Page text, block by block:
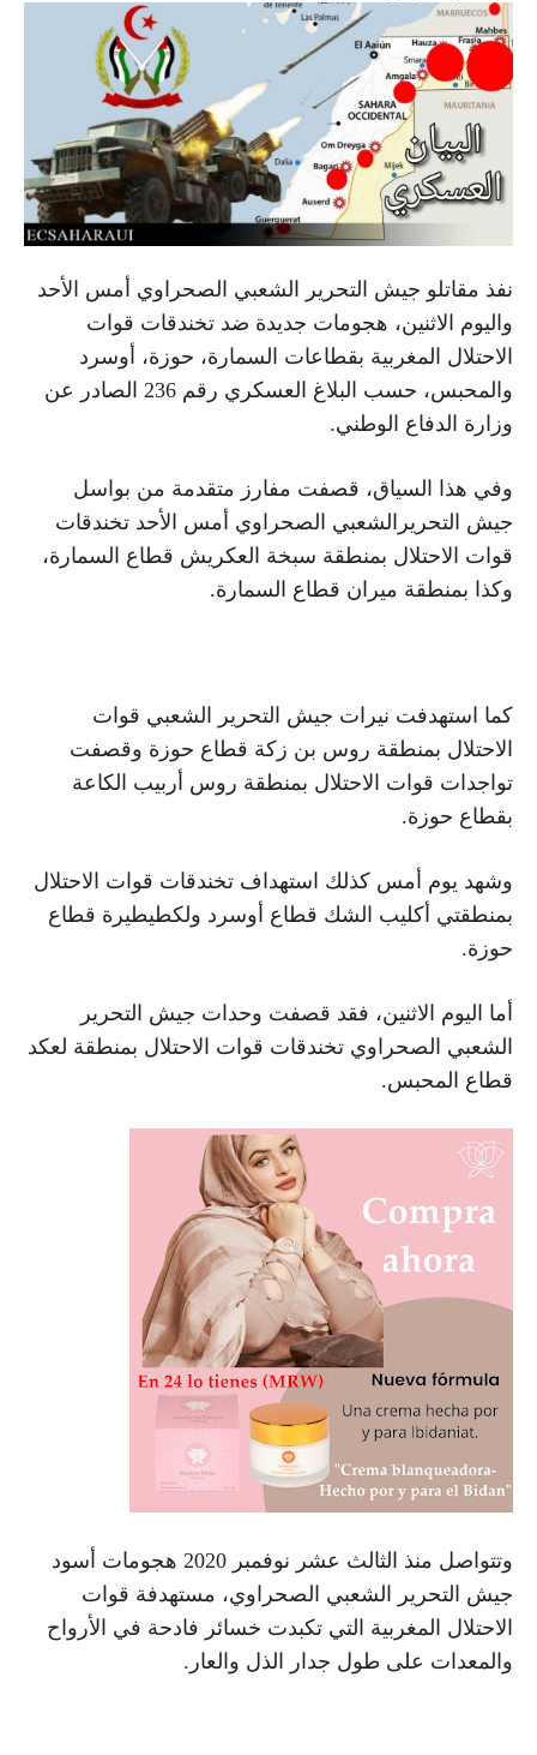
نفذ مقاتلو جيش التحرير الشعبي الصحراوي أمس الأحد
واليوم الاثنين، هجومات جديدة ضد تخندقات قوات
الاحتلال المغربية بقطاعات السمارة، حوزة، أوسرد
والمحبس، حسب البلاغ العسكري رقم 236 الصادر عن
وزارة الدفاع الوطني.
وفي هذا السياق، قصفت مفارز متقدمة من بواسل
جيش التحريرالشعبي الصحراوي أمس الأحد تخندقات
قوات الاحتلال بمنطقة سبخة العكريش قطاع السمارة،
وكذا بمنطقة ميران قطاع السمارة.
كما استهدفت نيرات جيش التحرير الشعبي قوات
الاحتلال بمنطقة روس بن زكة قطاع حوزة وقصفت
تواجدات قوات الاحتلال بمنطقة روس أربيب الكاعة
بقطاع حوزة.
وشهد يوم أمس كذلك استهداف تخندقات قوات الاحتلال
بمنطقتي أكليب الشك قطاع أوسرد ولكطيطيرة قطاع
حوزة.
أما اليوم الاثنين، فقد قصفت وحدات جيش التحرير
الشعبي الصحراوي تخندقات قوات الاحتلال بمنطقة لعكد
قطاع المحبس.
وتتواصل منذ الثالث عشر نوفمبر 2020 هجومات أسود
جيش التحرير الشعبي الصحراوي، مستهدفة قوات
الاحتلال المغربية التي تكبدت خسائر فادحة في الأرواح
والمعدات على طول جدار الذل والعار.